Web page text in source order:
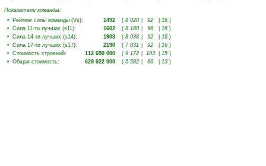
Показатели команды:
• Рейтинг силы команды (Vs): 1492 ( 8 020 92 16 )
• Сила 11-ти лучших (s11): 1602 ( 8 180 96 16 )
• Сила 14-ти лучших (s14): 1903 ( 8 038 92 16 )
• Сила 17-ти лучших (s17): 2190 ( 7 831 92 16 )
• Стоимость строений: 112 650 000 ( 9 172 103 15 )
• Общая стоимость: 629 022 000 ( 5 582 66 13 )